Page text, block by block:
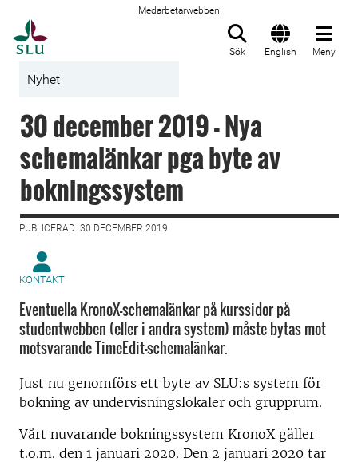
Medarbetarwebben
Sök English Meny
Nyhet
30 december 2019 - Nya
schemalänkar pga byte av
bokningssystem
PUBLICERAD: 30 DECEMBER 2019
KONTAKT
Eventuella KronoX-schemalänkar på kurssidor på
studentwebben (eller i andra system) måste bytas mot
motsvarande TimeEdit-schemalänkar.
Just nu genomförs ett byte av SLU:s system för
bokning av undervisningslokaler och grupprum.
Vårt nuvarande bokningssystem KronoX gäller
t.o.m. den 1 januari 2020. Den 2 januari 2020 tar